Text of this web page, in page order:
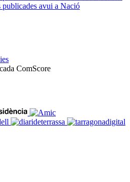
publicades avui a Nació
ComScore